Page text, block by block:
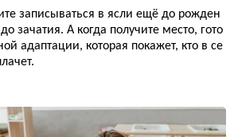
записываться в ясли ещё до рожден
зачатия. А когда получите место, гото
адаптации, которая покажет, кто в се